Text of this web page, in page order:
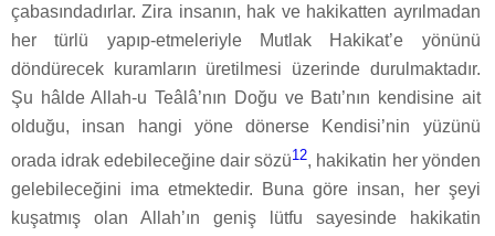
çabasındadırlar. Zira insanın, hak ve hakikatten ayrılmadan
her türlü yapıp-etmeleriyle Mutlak Hakikat’e yönünü
döndürecek kuramların üretilmesi üzerinde durulmaktadır.
Şu hâlde Allah-u Teâlâ’nın Doğu ve Batı’nın kendisine ait
olduğu, insan hangi yöne dönerse Kendisi’nin yüzünü
orada idrak edebileceğine dair sözü12, hakikatin her yönden
gelebileceğini ima etmektedir. Buna göre insan, her şeyi
kuşatmış olan Allah’ın geniş lütfu sayesinde hakikatin